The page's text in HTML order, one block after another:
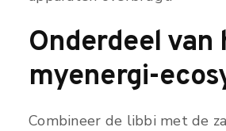
Onderdeel van
myenergi-
Combineer de libbi met de